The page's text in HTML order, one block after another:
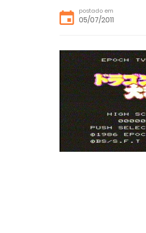
postado em
05/07/2011